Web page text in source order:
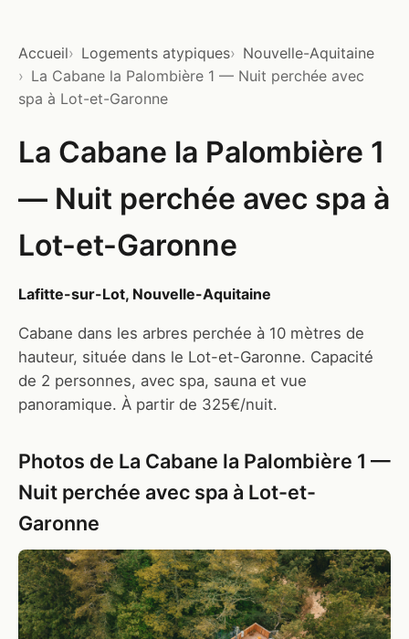
Accueil Logements atypiques
Nouvelle-Aquitaine
La Cabane la Palombière 1 — Nuit perchée avec
spa à Lot-et-Garonne
La Cabane la Palombière 1
— Nuit perchée avec spa à
Lot-et-Garonne
Lafitte-sur-Lot, Nouvelle-Aquitaine
Cabane dans les arbres perchée à 10 mètres de
hauteur, située dans le Lot-et-Garonne. Capacité
de 2 personnes, avec spa, sauna et vue
panoramique. À partir de 325€/nuit.
Photos de La Cabane la Palombière 1 —
Nuit perchée avec spa à Lot-et-
Garonne